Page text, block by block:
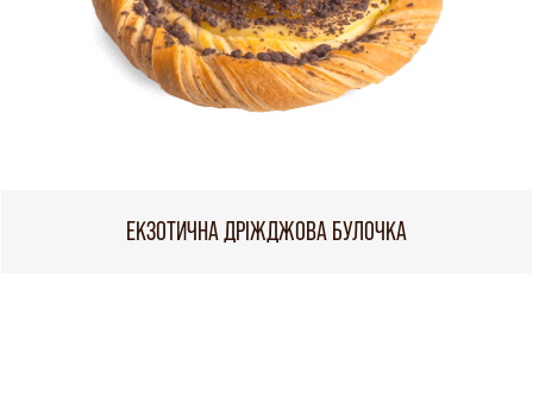
ЕКЗОТИЧНА ДРІЖДЖОВА БУЛОЧКА